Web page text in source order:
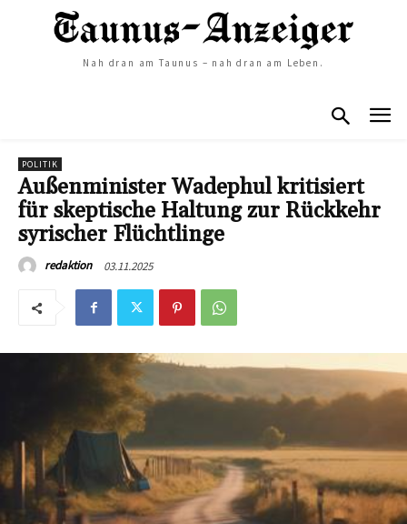
Nah dran am Taunus – nah dran am Leben.
POLITIK
Außenminister Wadephul kritisiert
für skeptische Haltung zur Rückkehr
syrischer Flüchtlinge
redaktion 03.11.2025